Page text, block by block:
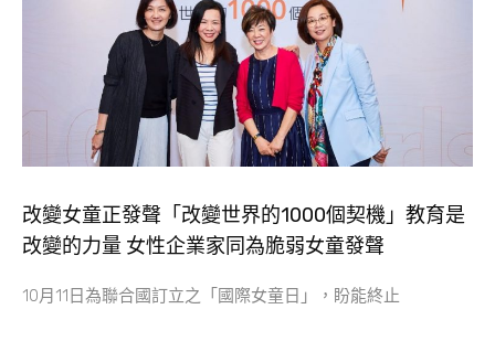
改變女童正發聲「改變世界的1000個契機」教育是
改變的力量 女性企業家同為脆弱女童發聲
10月11日為聯合國訂立之「國際女童日」，盼能終止